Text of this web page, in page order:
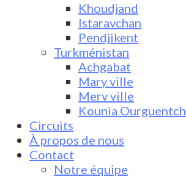
Khoudjand
Istaravchan
Pendjikent
Turkménistan
Achgabat
Mary ville
Merv ville
Kounia Ourguentch
Circuits
À propos de nous
Contact
Notre équipe